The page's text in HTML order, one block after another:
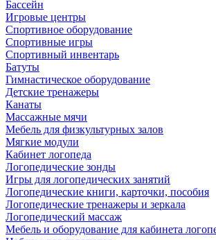
Бассейн
Игровые центры
Спортивное оборудование
Спортивные игры
Спортивный инвентарь
Батуты
Гимнастическое оборудование
Детские тренажеры
Канаты
Массажные мячи
Мебель для физкультурных залов
Мягкие модули
Кабинет логопеда
Логопедические зонды
Игры для логопедических занятий
Логопедические книги, карточки, пособия
Логопедические тренажеры и зеркала
Логопедический массаж
Мебель и оборудование для кабинета